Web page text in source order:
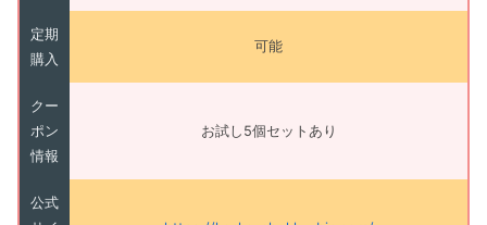
定期
購入
可能
クー
ポン
情報
お試し5個セットあり
公式